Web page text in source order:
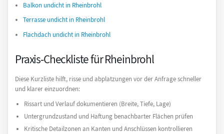
Balkon undicht in Rheinbrohl
Terrasse undicht in Rheinbrohl
Flachdach undicht in Rheinbrohl
Praxis-Checkliste für Rheinbrohl
Diese Kurzliste hilft, risse und abplatzungen vor der Anfrage schneller
und klarer einzuordnen:
Rissart und Verlauf dokumentieren (Breite, Tiefe, Lage)
Untergrundzustand und Haftung benachbarter Flächen prüfen
Kritische Detailzonen an Kanten und Anschlüssen kontrollieren